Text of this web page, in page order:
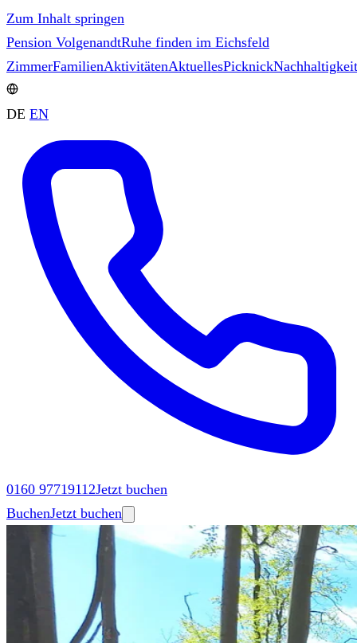
Zum Inhalt springen
Pension VolgenandtRuhe finden im Eichsfeld
ZimmerFamilienAktivitätenAktuellesPicknickNachhaltigkeit
DE EN
0160 97719112Jetzt buchen
BuchenJetzt buchen